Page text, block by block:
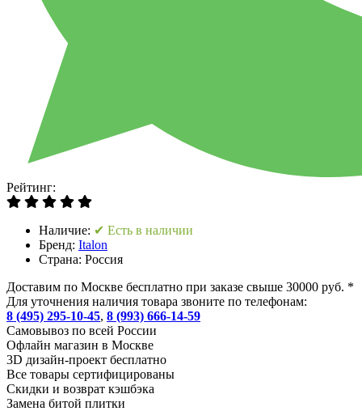
Рейтинг:
Наличие: ✔ Есть в наличии
Бренд: Italon
Страна: Россия
Доставим по Москве бесплатно при заказе свыше 30000 руб. *
Для уточнения наличия товара звоните по телефонам:
8 (495) 295-10-45, 8 (993) 666-14-59
Cамовывоз по всей России
Офлайн магазин в Москве
3D дизайн-проект бесплатно
Все товары сертифицированы
Скидки и возврат кэшбэка
Замена битой плитки